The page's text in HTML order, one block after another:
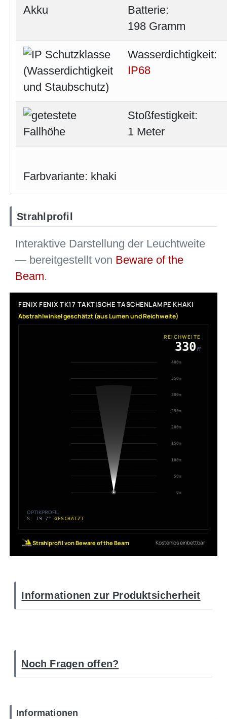
Batterie:
198 Gramm
Wasserdichtigkeit:
IP68
Stoßfestigkeit:
1 Meter
Farbvariante: khaki
Strahlprofil
Interaktive Darstellung der Leuchtweite
— bereitgestellt von Beware of the
Beam.
Informationen zur Produktsicherheit
Noch Fragen offen?
Informationen